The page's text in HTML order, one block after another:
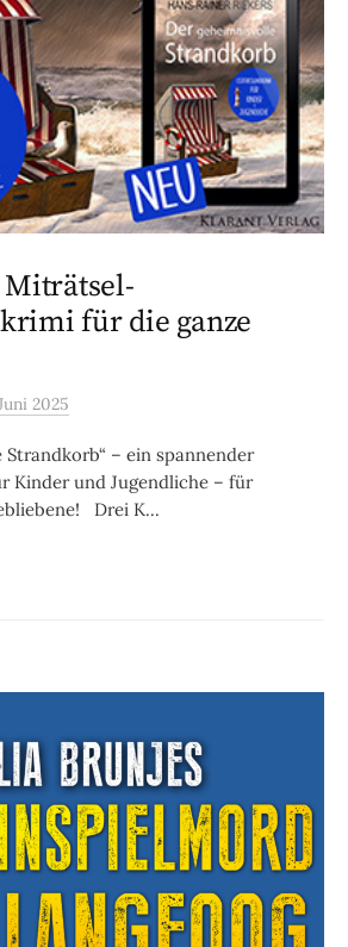
Miträtsel-
für die ganze
2025
Strandkorb“ – ein spannender
Kinder und Jugendliche – für
Drei K...